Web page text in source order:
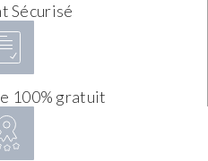
Sécurisé
100% gratuit